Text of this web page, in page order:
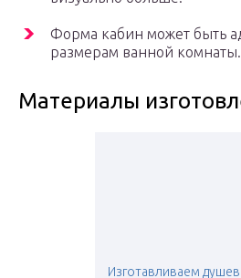
Форма кабин может быть
размерам ванной комнаты.
Материалы
Изготавливаем